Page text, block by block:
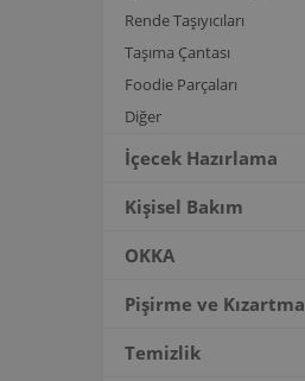
Rende Taşıyıcıları
Taşıma Çantası
Foodie Parçaları
Diğer
İçecek Hazırlama
Kişisel Bakım
OKKA
Pişirme ve Kızartma
Temizlik